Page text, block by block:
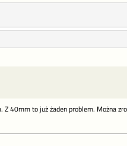
40mm to już żaden problem. Można